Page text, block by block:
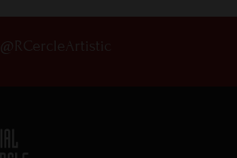
@RCercleArtistic